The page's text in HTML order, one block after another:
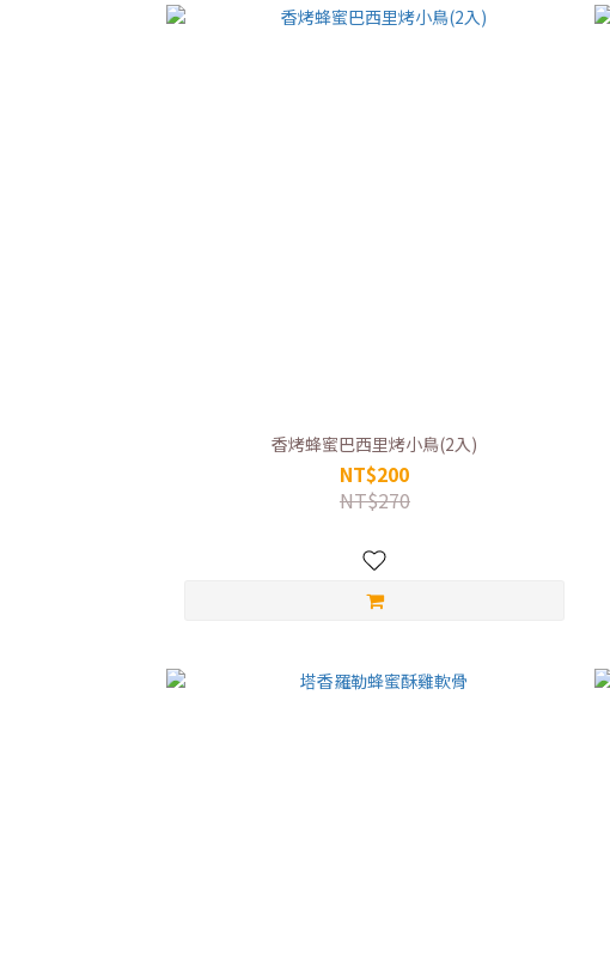
香烤蜂蜜巴西里烤小鳥(2入)
NT$200
NT$270